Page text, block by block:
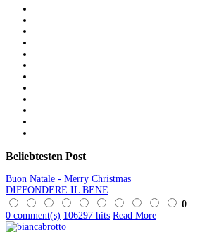
Beliebtesten Post
Buon Natale - Merry Christmas
DIFFONDERE IL BENE
0
0 comment(s) 106297 hits Read More